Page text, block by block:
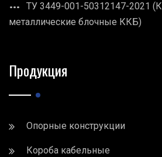
ТУ 3449-001-50312147-2021
металлические блочные ККБ)
Продукция
Опорные конструкции
Короба кабельные